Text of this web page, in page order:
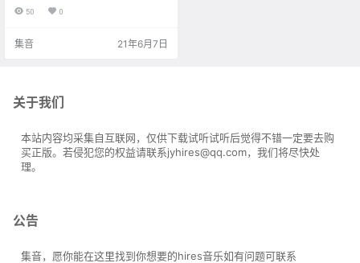
年的个人最新原创专辑《Rough An
d Rowdy Ways》。 目前官网已开
CD两种介质发行。 曲目 01 I Conta
50 0
集音 21年6月7日
关于我们
本站内容均采集自互联网，仅供下载试听试听后觉得不错一定要去购
买正版。若侵犯您的权益请联系jyhires@qq.com，我们将尽快处
理。
公告
集音，愿你能在这里找到你想要的hires音乐如有问题可联系